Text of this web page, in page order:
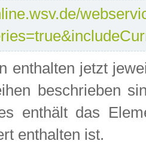
enthalten jetzt
beschrieben
enthält das
enthalten ist.